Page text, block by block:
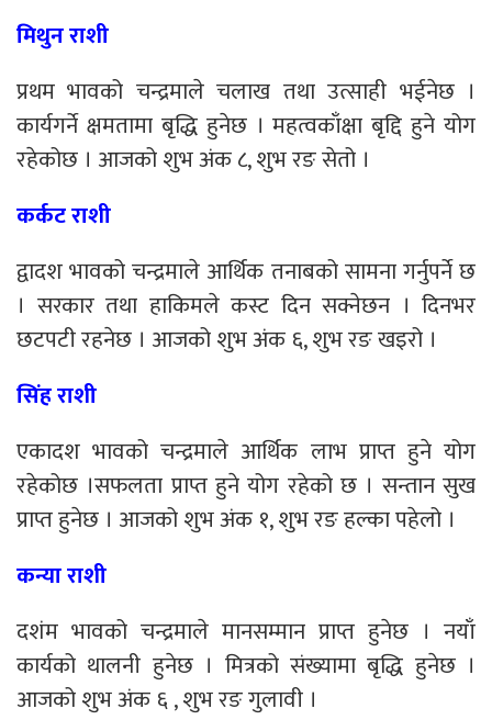
मिथुन राशी
प्रथम भावको चन्द्रमाले चलाख तथा उत्साही भईनेछ ।
कार्यगर्ने क्षमतामा बृद्धि हुनेछ । महत्वकाँक्षा बृद्दि हुने योग
रहेकोछ । आजको शुभ अंक ८, शुभ रङ सेतो ।
कर्कट राशी
द्वादश भावको चन्द्रमाले आर्थिक तनाबको सामना गर्नुपर्ने छ
। सरकार तथा हाकिमले कस्ट दिन सक्नेछन । दिनभर
छटपटी रहनेछ । आजको शुभ अंक ६, शुभ रङ खइरो ।
सिंह राशी
एकादश भावको चन्द्रमाले आर्थिक लाभ प्राप्त हुने योग
रहेकोछ ।सफलता प्राप्त हुने योग रहेको छ । सन्तान सुख
प्राप्त हुनेछ । आजको शुभ अंक १, शुभ रङ हल्का पहेलो ।
कन्या राशी
दशंम भावको चन्द्रमाले मानसम्मान प्राप्त हुनेछ । नयाँ
कार्यको थालनी हुनेछ । मित्रको संख्यामा बृद्धि हुनेछ ।
आजको शुभ अंक ६ , शुभ रङ गुलावी ।